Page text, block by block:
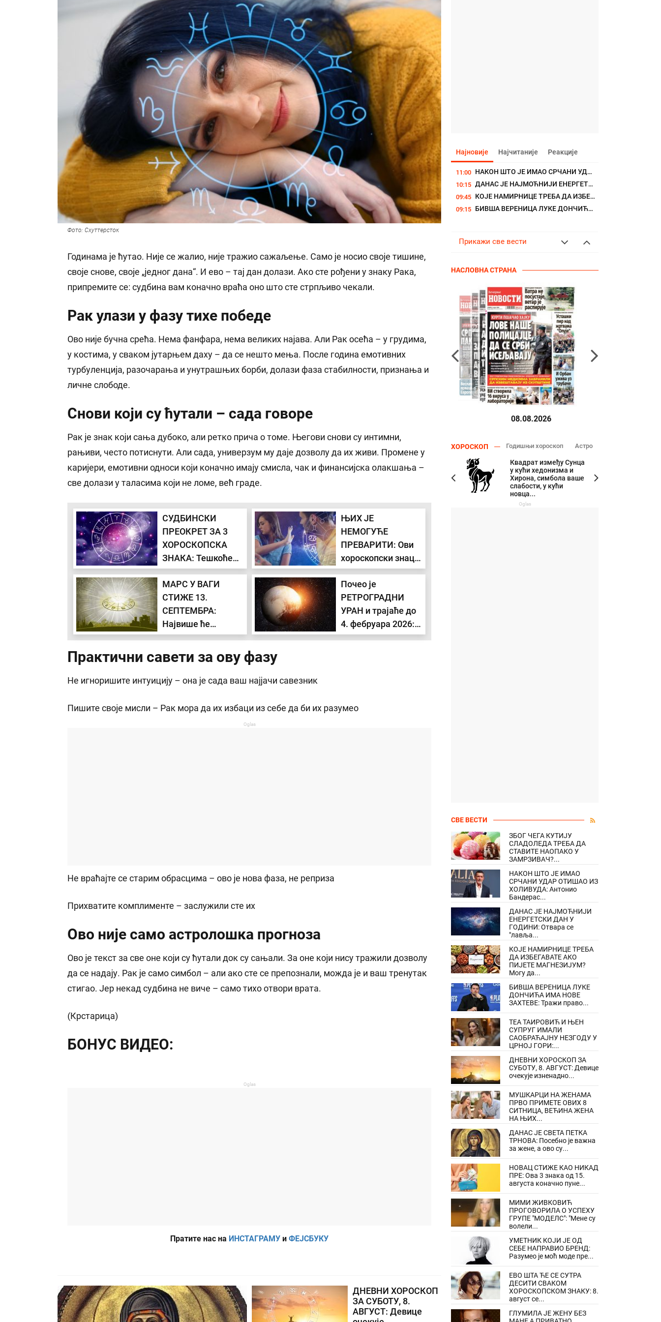
Фото: Схуттерсток
Годинама је ћутао. Није се жалио, није тражио сажаљење. Само је носио своје тишине,
своје снове, своје „једног дана“. И ево – тај дан долази. Ако сте рођени у знаку Рака,
припремите се: судбина вам коначно враћа оно што сте стрпљиво чекали.
Рак улази у фазу тихе победе
Ово није бучна срећа. Нема фанфара, нема великих најава. Али Рак осећа – у грудима,
у костима, у сваком јутарњем даху – да се нешто мења. После година емотивних
турбуленција, разочарања и унутрашњих борби, долази фаза стабилности, признања и
личне слободе.
Снови који су ћутали – сада говоре
Рак је знак који сања дубоко, али ретко прича о томе. Његови снови су интимни,
рањиви, често потиснути. Али сада, универзум му даје дозволу да их живи. Промене у
каријери, емотивни односи који коначно имају смисла, чак и финансијска олакшања –
све долази у таласима који не ломе, већ граде.
СУДБИНСКИ
ПРЕОКРЕТ ЗА 3
ХОРОСКОПСКА
ЗНАКА: Тешкоће
претварају у
победе и шансе
ЊИХ ЈЕ
НЕМОГУЋЕ
ПРЕВАРИТИ: Ови
хороскопски знаци
увек знају када их
лажете
МАРС У ВАГИ
СТИЖЕ 13.
СЕПТЕМБРА:
Највише ће
погодити 3
на која ће имати
веома негативан
Почео је
РЕТРОГРАДНИ
УРАН и трајаће до
4. фебруара 2026:
Највише ће
Практични савети за ову фазу
Не игноришите интуицију – она је сада ваш најјачи савезник
Пишите своје мисли – Рак мора да их избаци из себе да би их разумео
Oglas
Не враћајте се старим обрасцима – ово је нова фаза, не реприза
Прихватите комплименте – заслужили сте их
Ово није само астролошка прогноза
Ово је текст за све оне који су ћутали док су сањали. За оне који нису тражили дозволу
да се надају. Рак је само симбол – али ако сте се препознали, можда је и ваш тренутак
стигао. Јер некад судбина не виче – само тихо отвори врата.
(Крстарица)
БОНУС ВИДЕО:
Oglas
Пратите нас на ИНСТАГРАМУ и ФЕЈСБУКУ
ДНЕВНИ ХОРОСКОП
ЗА СУБОТУ, 8.
АВГУСТ: Девице
Најновије Најчитаније Реакције
11:00 НАКОН ШТО ЈЕ ИМАО СРЧАНИ УДАР ОТИШАО ИЗ ХОЛИВУДА: Антонио Бандерас...
10:15 ДАНАС ЈЕ НАЈМОЋНИЈИ ЕНЕРГЕТСКИ ДАН У ГОДИНИ: Отвара се "лавља...
09:45 КОЈЕ НАМИРНИЦЕ ТРЕБА ДА ИЗБЕГАВАТЕ АКО ПИЈЕТЕ МАГНЕЗИЈУМ? Могу да...
09:15 БИВША ВЕРЕНИЦА ЛУКЕ ДОНЧИЋА ИМА НОВЕ ЗАХТЕВЕ: Тражи право...
Прикажи све вести
НАСЛОВНА СТРАНА
08.08.2026
ХОРОСКОП Годишњи хороскоп Астро
Сунце у кући посла и
здравља и Хирона у
Квадрат између Сунца
у кући хедонизма и
Хирона, симбола ваше
слабости, у кући
новца...
Oglas
СВЕ ВЕСТИ
ЗБОГ ЧЕГА КУТИЈУ
СЛАДОЛЕДА ТРЕБА ДА
СТАВИТЕ НАОПАКО У
ЗАМРЗИВАЧ?...
НАКОН ШТО ЈЕ ИМАО
СРЧАНИ УДАР ОТИШАО ИЗ
ХОЛИВУДА: Антонио
Бандерас...
ДАНАС ЈЕ НАЈМОЋНИЈИ
ЕНЕРГЕТСКИ ДАН У
ГОДИНИ: Отвара се
"лавља...
КОЈЕ НАМИРНИЦЕ ТРЕБА
ДА ИЗБЕГАВАТЕ АКО
ПИЈЕТЕ МАГНЕЗИЈУМ?
Могу да...
БИВША ВЕРЕНИЦА ЛУКЕ
ДОНЧИЋА ИМА НОВЕ
ЗАХТЕВЕ: Тражи право...
ТЕА ТАИРОВИЋ И ЊЕН
СУПРУГ ИМАЛИ
САОБРАЋАЈНУ НЕЗГОДУ У
ЦРНОЈ ГОРИ:...
ДНЕВНИ ХОРОСКОП ЗА
СУБОТУ, 8. АВГУСТ: Девице
очекује изненадно...
МУШКАРЦИ НА ЖЕНАМА
ПРВО ПРИМЕТЕ ОВИХ 8
СИТНИЦА, ВЕЋИНА ЖЕНА
НА ЊИХ...
ДАНАС ЈЕ СВЕТА ПЕТКА
ТРНОВА: Посебно је важна
за жене, а ово су...
НОВАЦ СТИЖЕ КАО НИКАД
ПРЕ: Ова 3 знака од 15.
августа коначно пуне...
МИМИ ЖИВКОВИЋ
ПРОГОВОРИЛА О УСПЕХУ
ГРУПЕ "МОДЕЛС": "Мене су
волели...
УМЕТНИК КОЈИ ЈЕ ОД
СЕБЕ НАПРАВИО БРЕНД:
Разумео је моћ моде пре...
ЕВО ШТА ЋЕ СЕ СУТРА
ДЕСИТИ СВАКОМ
ХОРОСКОПСКОМ ЗНАКУ: 8.
август се...
ГЛУМИЛА ЈЕ ЖЕНУ БЕЗ